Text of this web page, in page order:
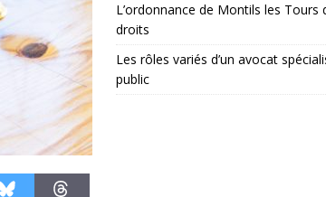
L’ordonnance de Montils les Tours
droits
Les rôles variés d’un avocat
public